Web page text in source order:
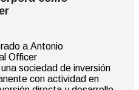
a Antonio
Officer
sociedad de inversión
con actividad en